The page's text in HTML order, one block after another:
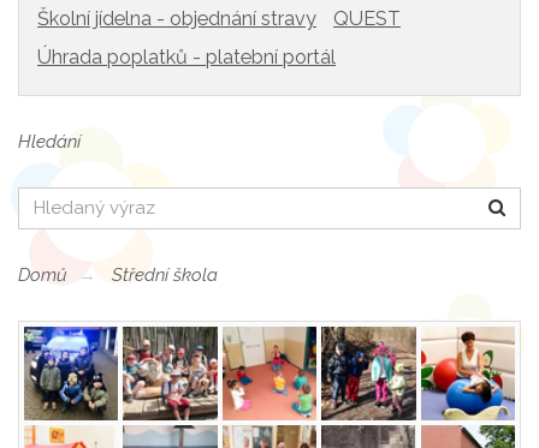
Školní jídelna - objednání stravy
QUEST
Úhrada poplatků - platební portál
Hledání
Hledat
Domů Střední škola